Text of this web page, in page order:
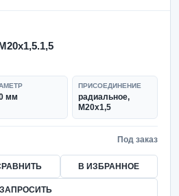
мм
ПРИСОЕДИНЕНИЕ
радиальное,
M20x1,5
Под заказ
В ИЗБРАННОЕ
ЗАПРОСИТЬ